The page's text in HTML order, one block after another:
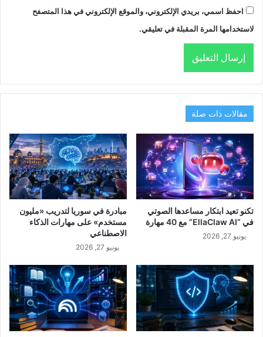
احفظ اسمي، بريدي الإلكتروني، والموقع الإلكتروني في هذا المتصفح
لاستخدامها المرة المقبلة في تعليقي.
مقالات ذات صلة
تكنو تعيد ابتكار مساعدها الصوتي
في “EllaClaw AI” مع 40 مهارة
يونيو 27, 2026
مبادرة في سوريا لتدريب «مليون
مستخدم» على مهارات الذكاء
الاصطناعي
يونيو 27, 2026